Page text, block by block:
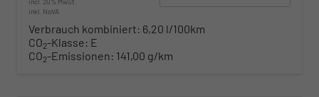
inkl. NoVA
Verbrauch kombiniert: 6,20 l/100km
CO2-Klasse: E
CO2-Emissionen: 141,00 g/km